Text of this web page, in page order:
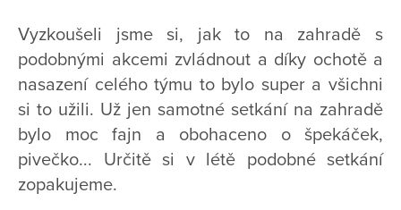
Vyzkoušeli jsme si, jak to na zahradě s
podobnými akcemi zvládnout a díky ochotě a
nasazení celého týmu to bylo super a všichni
si to užili. Už jen samotné setkání na zahradě
bylo moc fajn a obohaceno o špekáček,
pivečko... Určitě si v létě podobné setkání
zopakujeme.